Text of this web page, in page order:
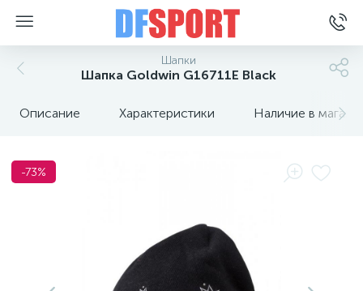
Шапки
Шапка Goldwin G16711E Black
Описание Характеристики Наличие в
-73%